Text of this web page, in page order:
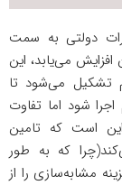
دولتی به سمت
می‌یابد، این
تشکیل می‌شود تا
شود اما تفاوت
است که تامین
که به طور
مشابه‌سازی را از